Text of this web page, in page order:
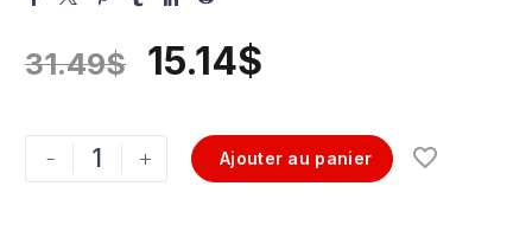
31.49$ 15.14$
- + Ajouter au panier